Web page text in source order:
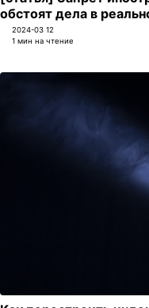
обстоят дела в
2024-03 12
1 мин на чтение